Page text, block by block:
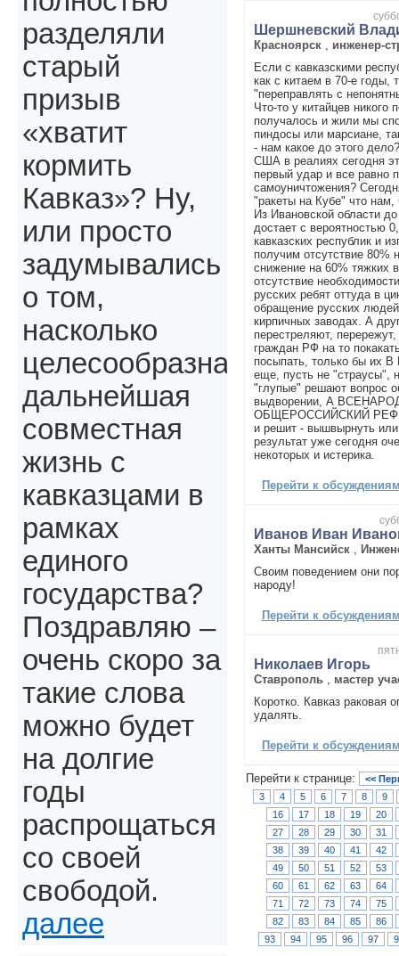
Шершневский
Красноярск
инженер-
Если с кавказскими
как с китаем в 70-е годы,
"переправлять с
Что-то у китайцев никого
получалось и жили мы
пиндосы или марсиане,
- нам какое до этого
США в реалиях сегодня
первый удар и все равно
самоуничтожения?
"ракеты на Кубе" что нам,
Из Ивановской области
достает с вероятностью
кавказских республик и
получим отсутствие 80%
снижение на 60% тяжких
отсутствие
русских ребят оттуда в
обращение русских
кирпичных заводах. А
перестреляют,
граждан РФ на то
посыпать, только бы
еще, пусть не "страусы",
"глупые" решают вопрос
выдворении, А
ОБЩЕРОССИЙСКИЙ
и решит - вышвырнуть
результат уже сегодня
некоторых и истерика.
Перейти к
Иванов Иван
Ханты Мансийск
Своим поведением они
народу!
Перейти к
Николаев Игорь
Ставрополь
мастер
Коротко. Кавказ раковая
удалять.
Перейти к
Перейти к странице:
<<
3
4 5 6 7 8
9
16
17 18 19
20
27
28 29 30
31
38
39 40 41
42
49
50 51 52
53
60
61 62 63
64
71
72 73 74
75
82
83 84 85
86
93
94 95 96 97
разделяли
старый
призыв
«хватит
кормить
Кавказ»? Ну,
или просто
задумывались
о том,
насколько
целесообразна
дальнейшая
совместная
жизнь с
кавказцами в
рамках
единого
государства?
Поздравляю –
очень скоро за
такие слова
можно будет
на долгие
годы
распрощаться
со своей
свободой.
далее